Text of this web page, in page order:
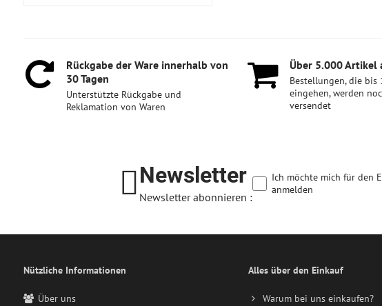
Rückgabe der Ware innerhalb von
30 Tagen
Unterstützte Rückgabe und
Reklamation von Waren
Über 5​.000 Artikel
Bestellungen, die bis
eingehen, werden
versendet
Newsletter
Newsletter abonnieren :
Ich möchte mich für den
anmelden
Nützliche Informationen
Über uns
Alles über den Einkauf
Warum bei uns einkaufen?